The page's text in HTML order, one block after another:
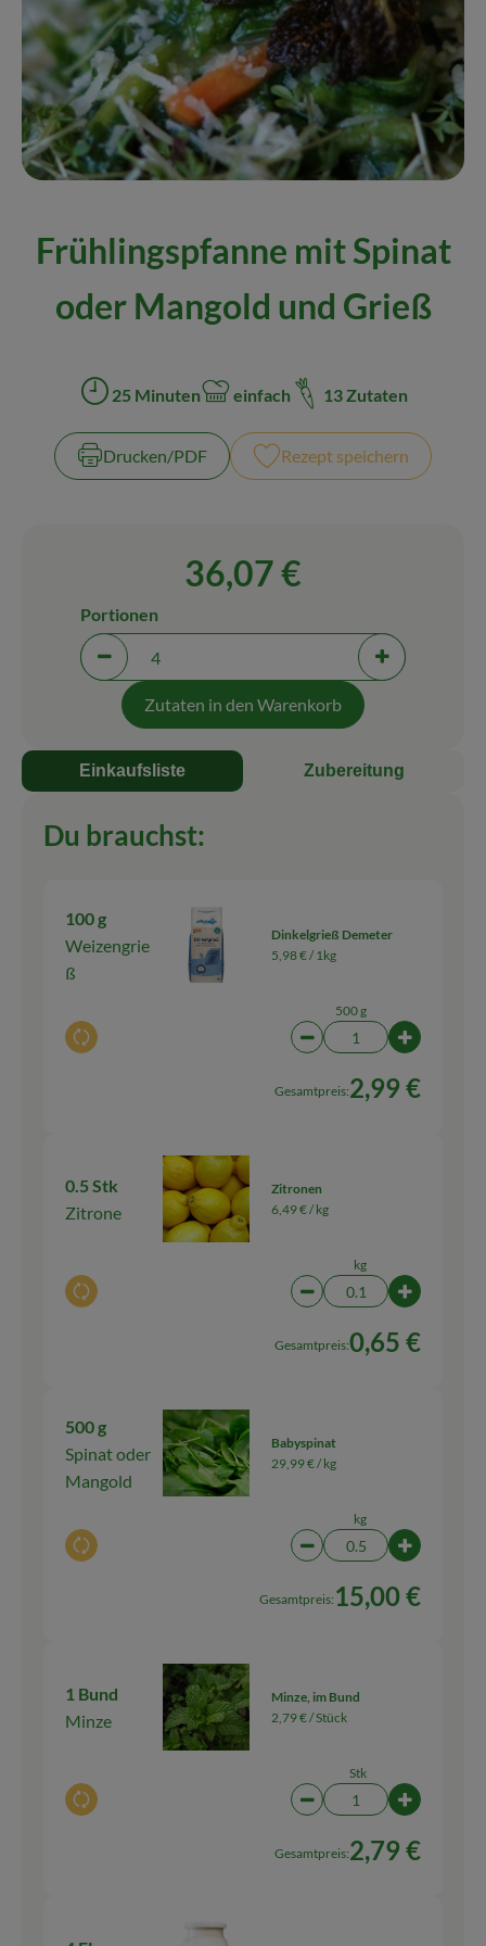
Naturkost
Wein
Getränke
Kosmetik & Drogerie
Wir empfehlen
VINCE Weine
So geht's
Über uns
Veranstaltungen
Frühlingspfanne mit Spinat
oder Mangold und Grieß
Zubreitungszeit:
25 Minuten
Schwierigkeit:
einfach 13 Zutaten
Drucken​/​PDF Rezept speichern
36,07 €
Portionen verringern (aktuell 4 Portionen
Portionen
Portionen
Zutaten in den Warenkorb
Einkaufsliste Zubereitung
Du brauchst:
100 g
Weizengrie
ß
Auswahl ändern
Dinkelgrieß Demeter
5,98 € /1kg
500 g
Artikelanzahl
Gesamtpreis:2,99 €
0.5 Stk
Zitrone
Auswahl ändern
Zitronen
6,49 € /kg
kg
Artikelanzahl
Gesamtpreis:0,65 €
500 g
Spinat oder
Mangold
Auswahl ändern
Babyspinat
29,99 € /kg
kg
Artikelanzahl
Gesamtpreis: 15,00 €
1 Bund
Minze
Auswahl ändern
Minze, im Bund
2,79 € /Stück
Stk
Artikelanzahl
Gesamtpreis:2,79 €